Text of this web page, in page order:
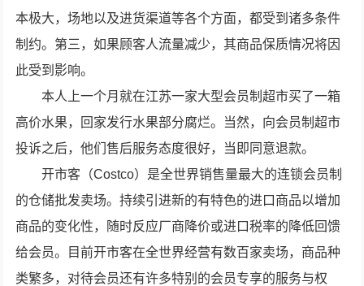
本极大，场地以及进货渠道等各个方面，都受到诸多条件
制约。第三，如果顾客人流量减少，其商品保质情况将因
此受到影响。
本人上一个月就在江苏一家大型会员制超市买了一箱
高价水果，回家发行水果部分腐烂。当然，向会员制超市
投诉之后，他们售后服务态度很好，当即同意退款。
开市客（Costco）是全世界销售量最大的连锁会员制
的仓储批发卖场。持续引进新的有特色的进口商品以增加
商品的变化性，随时反应厂商降价或进口税率的降低回馈
给会员。目前开市客在全世界经营有数百家卖场，商品种
类繁多，对待会员还有许多特别的会员专享的服务与权